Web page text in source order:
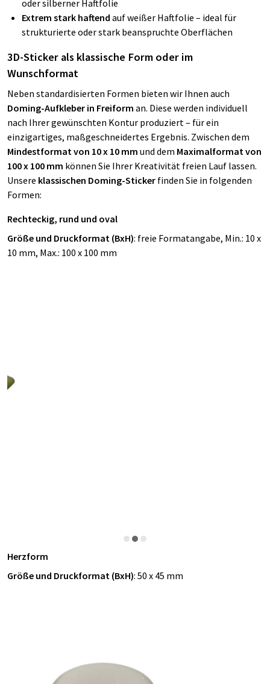
oder silberner Haftfolie
Extrem stark haftend auf weißer Haftfolie – ideal für
strukturierte oder stark beanspruchte Oberflächen
3D-Sticker als klassische Form oder im
Wunschformat
Neben standardisierten Formen bieten wir Ihnen auch
Doming-Aufkleber in Freiform an. Diese werden individuell
nach Ihrer gewünschten Kontur produziert – für ein
einzigartiges, maßgeschneidertes Ergebnis. Zwischen dem
Mindestformat von 10 x 10 mm und dem Maximalformat von
100 x 100 mm können Sie Ihrer Kreativität freien Lauf lassen.
Unsere klassischen Doming-Sticker finden Sie in folgenden
Formen:
Rechteckig, rund und oval
Größe und Druckformat (BxH): freie Formatangabe, Min.: 10 x
10 mm, Max.: 100 x 100 mm
Herzform
Größe und Druckformat (BxH): 50 x 45 mm